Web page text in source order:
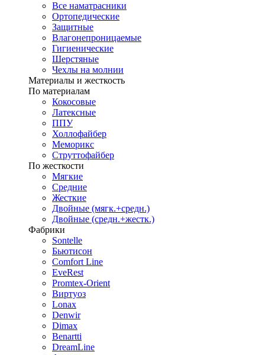
Все наматрасники
Ортопедические
Защитные
Влагонепроницаемые
Гигиенические
Шерстяные
Чехлы на молнии
Материалы и жесткость
По материалам
Кокосовые
Латексные
ППУ
Холлофайбер
Меморикс
Струттофайбер
По жесткости
Мягкие
Средние
Жесткие
Двойные (мягк.+средн.)
Двойные (средн.+жестк.)
Фабрики
Sontelle
Бьютисон
Comfort Line
EveRest
Promtex-Orient
Виртуоз
Lonax
Denwir
Dimax
Benartti
DreamLine